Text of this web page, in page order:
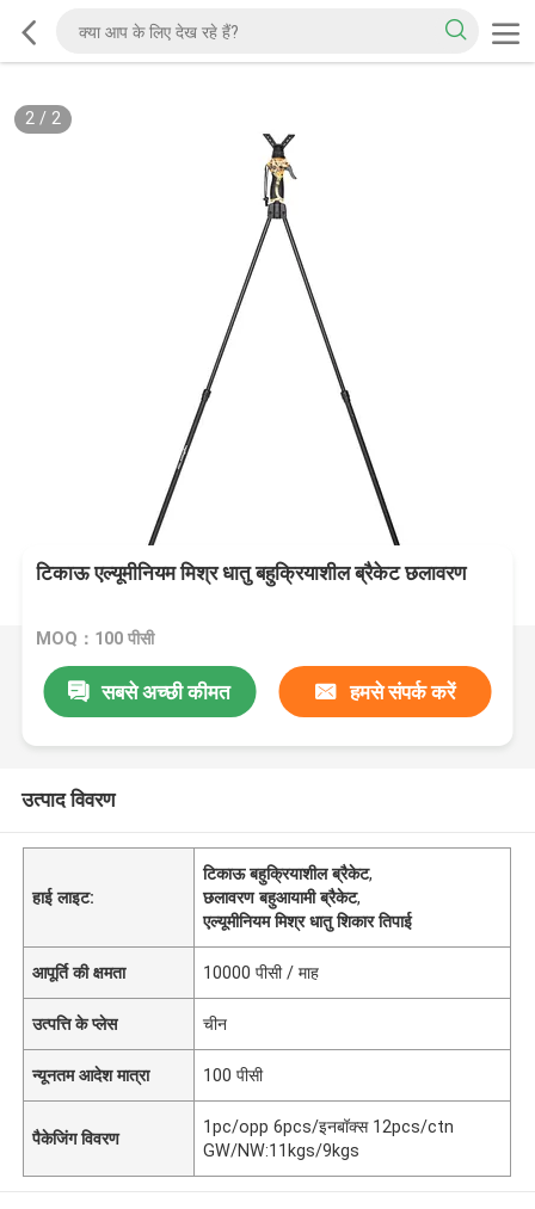
2/ 2
टिकाऊ एल्यूमीनियम मिश्र धातु बहुक्रियाशील ब्रैकेट छलावरण
MOQ：100 पीसी
सबसे अच्छी कीमत हमसे संपर्क करें
उत्पाद विवरण
हाई लाइट:
टिकाऊ बहुक्रियाशील ब्रैकेट,
छलावरण बहुआयामी ब्रैकेट,
एल्यूमीनियम मिश्र धातु शिकार तिपाई
आपूर्ति की क्षमता 10000 पीसी / माह
उत्पत्ति के प्लेस चीन
न्यूनतम आदेश मात्रा 100 पीसी
पैकेजिंग विवरण
1pc/opp 6pcs/इनबॉक्स 12pcs/ctn
GW/NW:11kgs/9kgs